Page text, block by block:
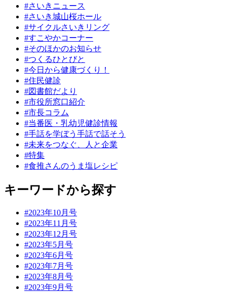
#さいきニュース
#さいき城山桜ホール
#サイクルさいきリング
#すこやかコーナー
#そのほかのお知らせ
#つくるひとびと
#今日から健康づくり！
#住民健診
#図書館だより
#市役所窓口紹介
#市長コラム
#当番医・乳幼児健診情報
#手話を学ぼう手話で話そう
#未来をつなぐ、人と企業
#特集
#食推さんのうま塩レシピ
キーワードから探す
#2023年10月号
#2023年11月号
#2023年12月号
#2023年5月号
#2023年6月号
#2023年7月号
#2023年8月号
#2023年9月号